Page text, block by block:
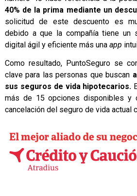
40% de la prima mediante un
solicitud de este descuento es
debido a que la compañía tiene un
digital ágil y eficiente más una app
Como resultado, PuntoSeguro se
clave para las personas que buscan
sus seguros de vida hipotecarios.
más de 15 opciones disponibles y
cancelación del seguro de vida actual